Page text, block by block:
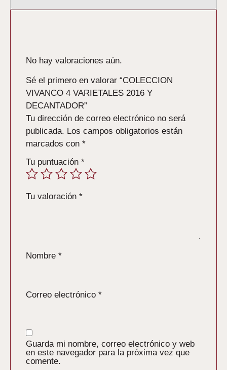
No hay valoraciones aún.
Sé el primero en valorar “COLECCION
VIVANCO 4 VARIETALES 2016 Y
DECANTADOR”
Tu dirección de correo electrónico no será
publicada. Los campos obligatorios están
marcados con *
Tu puntuación *
Tu valoración *
Nombre *
Correo electrónico *
Guarda mi nombre, correo electrónico y web
en este navegador para la próxima vez que
comente.